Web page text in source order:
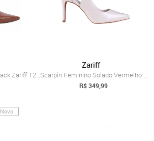
Sapato Feminino Slingback Zariff T2019-1...
Zariff
Scarpin Feminino Solado Vermelho Zariff ...
R$ 349,99
Novo